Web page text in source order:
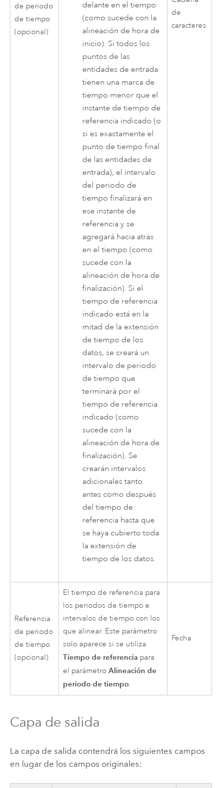
de periodo
de tiempo
(opcional)
delante en el tiempo
(como sucede con la
alineación de hora de
inicio). Si todos los
puntos de las
entidades de entrada
tienen una marca de
tiempo menor que el
instante de tiempo de
referencia indicado (o
si es exactamente el
punto de tiempo final
de las entidades de
entrada), el intervalo
del periodo de
tiempo finalizará en
ese instante de
referencia y se
agregará hacia atrás
en el tiempo (como
sucede con la
alineación de hora de
finalización). Si el
tiempo de referencia
indicado está en la
mitad de la extensión
de tiempo de los
datos, se creará un
intervalo de periodo
de tiempo que
terminará por el
tiempo de referencia
indicado (como
sucede con la
alineación de hora de
finalización). Se
crearán intervalos
adicionales tanto
antes como después
del tiempo de
referencia hasta que
se haya cubierto toda
la extensión de
tiempo de los datos.
de
caracteres
Referencia
de periodo
de tiempo
(opcional)
El tiempo de referencia para
los periodos de tiempo e
intervalos de tiempo con los
que alinear. Este parámetro
solo aparece si se utiliza
Tiempo de referencia para
el parámetroAlineación de
periodo de tiempo.
Fecha
Capa de salida
La capa de salida contendrá los siguientes campos
en lugar de los campos originales: